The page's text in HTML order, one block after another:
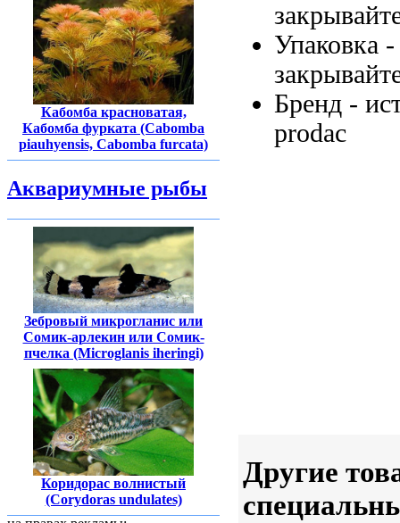
Кабомба красноватая,
Кабомба фурката (Cabomba
piauhyensis, Cabomba furcata)
Аквариумные рыбы
Зебровый микрогланис или
Сомик-арлекин или Сомик-
пчелка (Microglanis iheringi)
Коридорас волнистый
(Corydoras undulates)
Упаковка
Бренд -
prodac
Другие